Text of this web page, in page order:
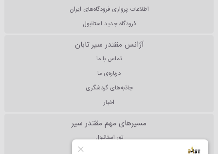
اطلاعات پروازی فرودگاه‌های ایران
فرودگاه جدید استانبول
آژانس مقتدر سیر تابان
تماس با ما
درباره‌ی ما
جاذبه‌های گردشگری
اخبار
مسیرهای مهم مقتدر سیر
تور استانبول